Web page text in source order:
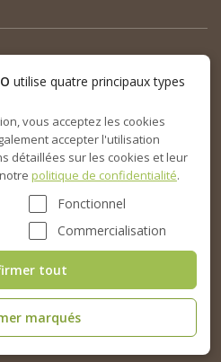
droits réservés
utilise quatre principaux types
vous acceptez les cookies
accepter l'utilisation
détaillées sur les cookies et leur
politique de confidentialité.
Fonctionnel
Commercialisation
marqués
tout